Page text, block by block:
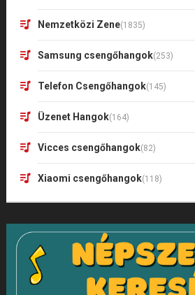
Nemzetközi Zene(1835)
Samsung csengőhangok(253)
Telefon Csengőhangok(145)
Üzenet Hangok(164)
Vicces csengőhangok(82)
Xiaomi csengőhangok(118)